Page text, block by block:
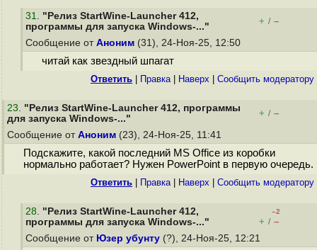
31. "Релиз StartWine-Launcher 412,
программы для запуска Windows-..."
+ / –
Сообщение от Аноним (31), 24-Ноя-25, 12:50
читай как звездный шпагат
Ответить Правка| Наверх Cообщить модератору
23. "Релиз StartWine-Launcher 412, программы
для запуска Windows-..."
+ / –
Сообщение от Аноним (23), 24-Ноя-25, 11:41
Подскажите, какой последний MS Office из коробки
нормально работает? Нужен PowerPoint в первую очередь.
Ответить Правка| Наверх Cообщить модератору
28. "Релиз StartWine-Launcher 412,
программы для запуска Windows-..."
–2
+ / –
Сообщение от Юзер убунту (?), 24-Ноя-25, 12:21